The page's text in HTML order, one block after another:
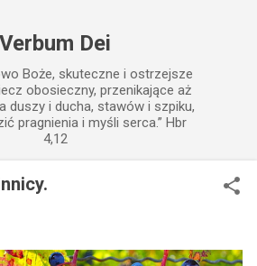
Verbum Dei
Boże, skuteczne i ostrzejsze
obosieczny, przenikające aż
duszy i ducha, stawów i szpiku,
pragnienia i myśli serca.” Hbr
4,12